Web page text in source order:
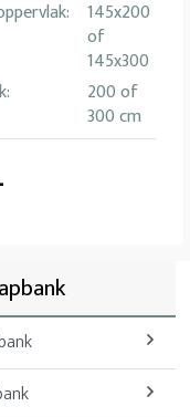
145x200
of
145x300
200 of
300 cm